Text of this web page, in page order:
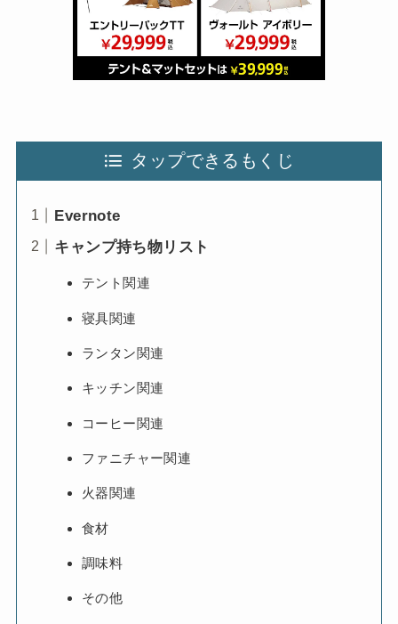
タップできるもくじ
Evernote
キャンプ持ち物リスト
テント関連
寝具関連
ランタン関連
キッチン関連
コーヒー関連
ファニチャー関連
火器関連
食材
調味料
その他